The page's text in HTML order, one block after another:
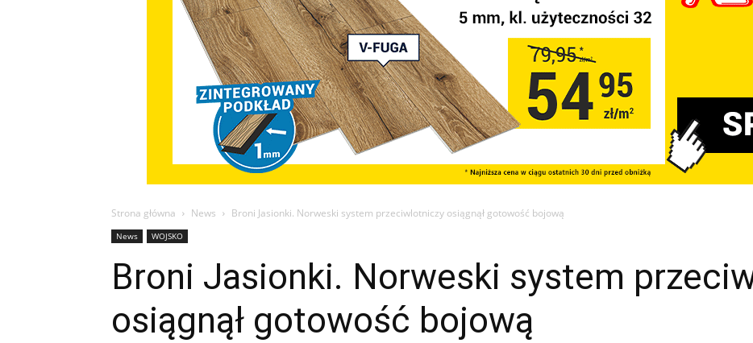
Strona główna News Broni Jasionki. Norweski system przeciwlotniczy osiągnął gotowość bojową
News WOJSKO
Broni Jasionki. Norweski system
osiągnął gotowość bojową